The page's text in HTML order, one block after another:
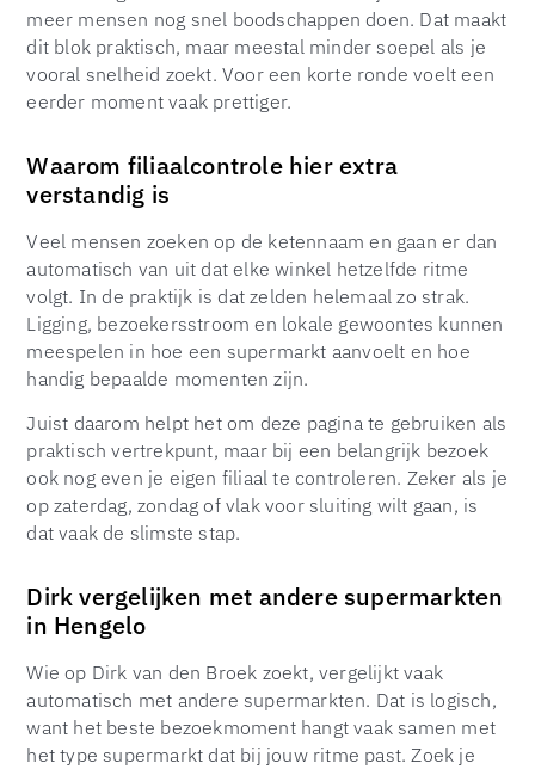
meer mensen nog snel boodschappen doen. Dat maakt
dit blok praktisch, maar meestal minder soepel als je
vooral snelheid zoekt. Voor een korte ronde voelt een
eerder moment vaak prettiger.
Waarom filiaalcontrole hier extra
verstandig is
Veel mensen zoeken op de ketennaam en gaan er dan
automatisch van uit dat elke winkel hetzelfde ritme
volgt. In de praktijk is dat zelden helemaal zo strak.
Ligging, bezoekersstroom en lokale gewoontes kunnen
meespelen in hoe een supermarkt aanvoelt en hoe
handig bepaalde momenten zijn.
Juist daarom helpt het om deze pagina te gebruiken als
praktisch vertrekpunt, maar bij een belangrijk bezoek
ook nog even je eigen filiaal te controleren. Zeker als je
op zaterdag, zondag of vlak voor sluiting wilt gaan, is
dat vaak de slimste stap.
Dirk vergelijken met andere supermarkten
in Hengelo
Wie op Dirk van den Broek zoekt, vergelijkt vaak
automatisch met andere supermarkten. Dat is logisch,
want het beste bezoekmoment hangt vaak samen met
het type supermarkt dat bij jouw ritme past. Zoek je